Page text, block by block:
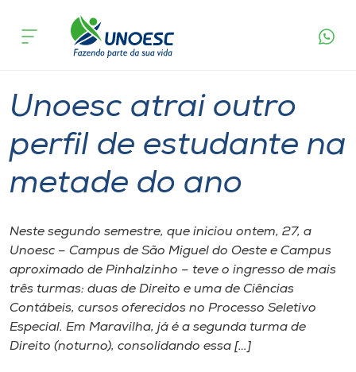
Cursos
Atendimento ao Estudante
Portal de Ensino
A
Internacionalização
acontece
Unoesc atrai outro
perfil de estudante na
metade do ano
Neste segundo semestre, que iniciou ontem, 27, a
Unoesc – Campus de São Miguel do Oeste e Campus
aproximado de Pinhalzinho – teve o ingresso de mais
três turmas: duas de Direito e uma de Ciências
Contábeis, cursos oferecidos no Processo Seletivo
Especial. Em Maravilha, já é a segunda turma de
Direito (noturno), consolidando essa […]